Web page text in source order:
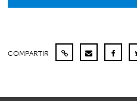
COMPARTIR